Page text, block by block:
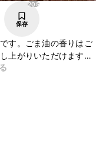
205
保存
す。ごま油の香りはご
上がりいただけます。
ね。